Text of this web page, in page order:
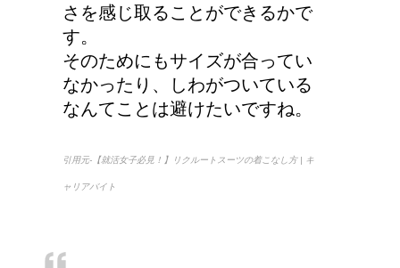
さを感じ取ることができるかで
す。
そのためにもサイズが合ってい
なかったり、しわがついている
なんてことは避けたいですね。
引用元-【就活女子必見！】リクルートスーツの着こなし方 | キ
ャリアバイト